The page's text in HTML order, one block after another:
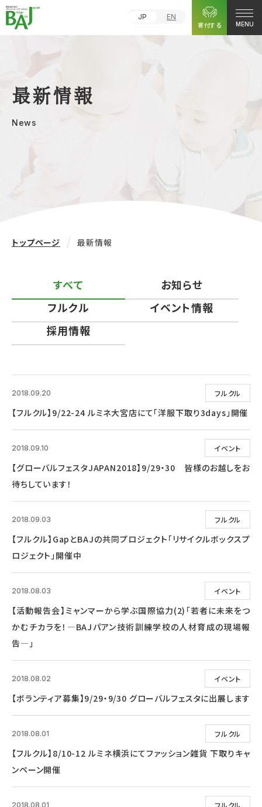
JP
EN
寄付する
MENU
最新情報
News
トップページ 最新情報
すべて
お知らせ
フルクル
イベント情報
採用情報
フルクル
2018.09.20
【フルクル】9/22-24 ルミネ大宮店にて「洋服下取り3days」開催
イベント
2018.09.10
【グローバルフェスタJAPAN2018】9/29・30 皆様のお越しをお
待ちしています！
フルクル
2018.09.03
【フルクル】GapとBAJの共同プロジェクト「リサイクルボックスプ
ロジェクト」開催中
イベント
2018.08.03
【活動報告会】ミャンマーから学ぶ国際協力(2)「若者に未来をつ
かむチカラを！―BAJパアン技術訓練学校の人材育成の現場報
告―」
イベント
2018.08.02
【ボランティア募集】9/29・9/30 グローバルフェスタに出展します
フルクル
2018.08.01
【フルクル】8/10-12 ルミネ横浜にてファッション雑貨 下取りキャ
ンペーン開催
フルクル
2018.08.01